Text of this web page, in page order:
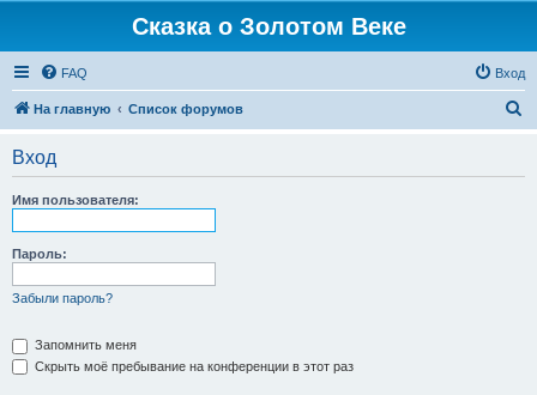
Сказка о Золотом Веке
FAQ Вход
На главную Список форумов
Вход
Имя пользователя:
Пароль:
Забыли пароль?
Запомнить меня
Скрыть моё пребывание на конференции в этот раз